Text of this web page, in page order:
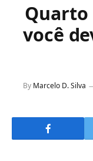
Quarto
você
By Marcelo D. Silva